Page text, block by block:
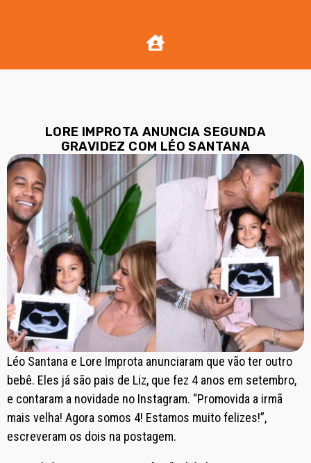
LORE IMPROTA ANUNCIA SEGUNDA
GRAVIDEZ COM LÉO SANTANA
Léo Santana e Lore Improta anunciaram que vão ter outro
bebê. Eles já são pais de Liz, que fez 4 anos em setembro,
e contaram a novidade no Instagram. “Promovida a irmã
mais velha! Agora somos 4! Estamos muito felizes!”,
escreveram os dois na postagem.